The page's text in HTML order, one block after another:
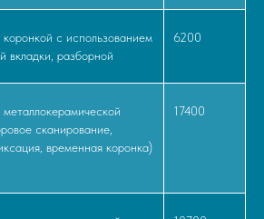
с использованием
вкладки, разборной
6200
сканирование,
временная коронка)
17400